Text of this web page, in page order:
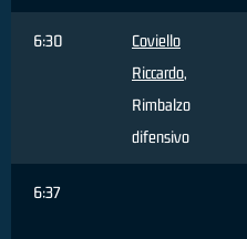
6:30
Coviello
Riccardo,
Rimbalzo
difensivo
6:37